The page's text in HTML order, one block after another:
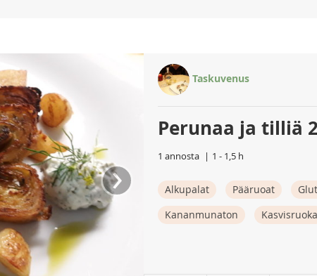
›
Taskuvenus
Perunaa ja tilliä
1 annosta 1 - 1,5 h
Alkupalat Pääruoat
Kananmunaton
Kasvisruoka